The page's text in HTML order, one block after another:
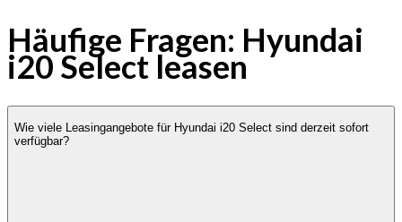
Häufige Fragen: Hyundai
i20 Select leasen
Wie viele Leasingangebote für Hyundai i20 Select sind derzeit sofort
verfügbar?